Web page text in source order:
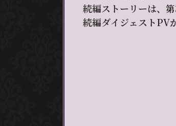
続編ストーリーは、
続編ダイジェストPV